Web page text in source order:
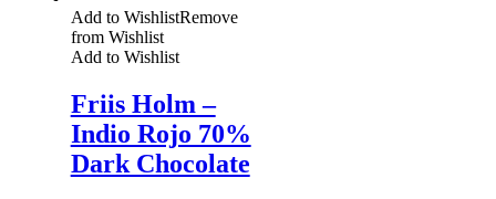
Add to WishlistRemove
from Wishlist
Add to Wishlist
Friis Holm –
Indio Rojo 70%
Dark Chocolate